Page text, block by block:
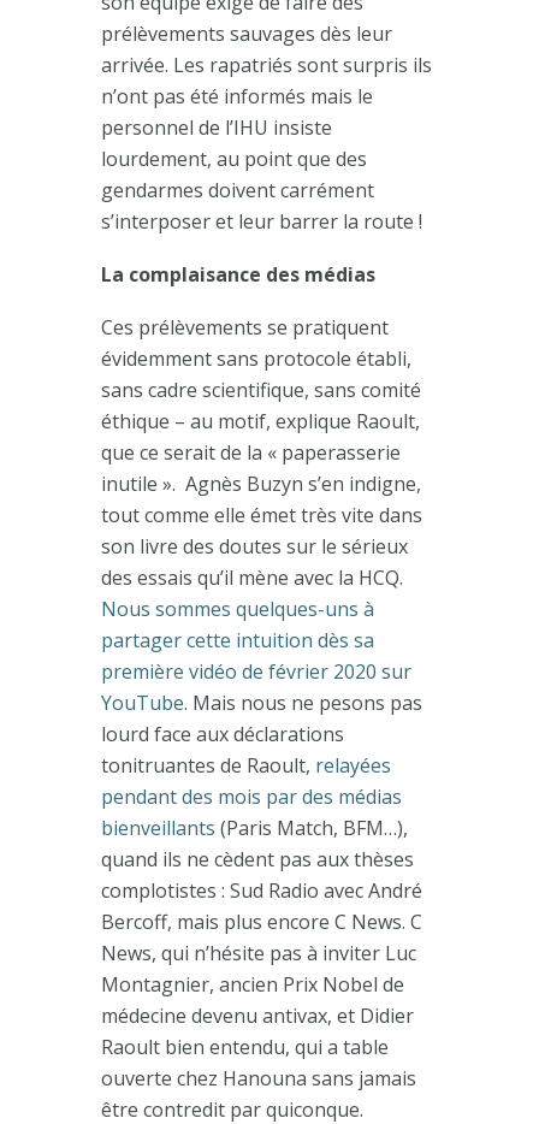
prélèvements sauvages dès leur
arrivée. Les rapatriés sont surpris ils
n’ont pas été informés mais le
personnel de l’IHU insiste
lourdement, au point que des
gendarmes doivent carrément
s’interposer et leur barrer la route !
La complaisance des médias
Ces prélèvements se pratiquent
évidemment sans protocole établi,
sans cadre scientifique, sans comité
éthique – au motif, explique Raoult,
que ce serait de la « paperasserie
inutile ». Agnès Buzyn s’en indigne,
tout comme elle émet très vite dans
son livre des doutes sur le sérieux
des essais qu’il mène avec la HCQ.
Nous sommes quelques-uns à
partager cette intuition dès sa
première vidéo de février 2020 sur
YouTube. Mais nous ne pesons pas
lourd face aux déclarations
tonitruantes de Raoult, relayées
pendant des mois par des médias
bienveillants (Paris Match, BFM…),
quand ils ne cèdent pas aux thèses
complotistes : Sud Radio avec André
Bercoff, mais plus encore C News. C
News, qui n’hésite pas à inviter Luc
Montagnier, ancien Prix Nobel de
médecine devenu antivax, et Didier
Raoult bien entendu, qui a table
ouverte chez Hanouna sans jamais
être contredit par quiconque.